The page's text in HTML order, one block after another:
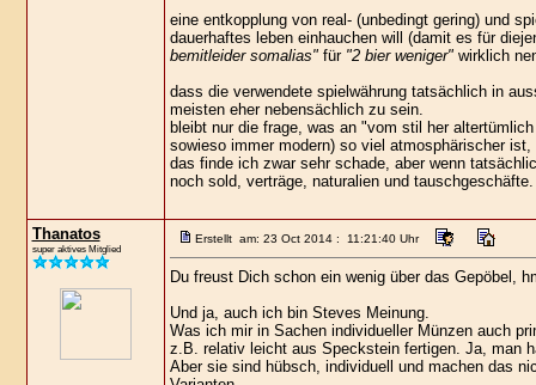
eine entkopplung von real- (unbedingt gering) und
dauerhaftes leben einhauchen will (damit es für
bemitleider somalias"für "2 bier weniger"wirklich
dass die verwendete spielwährung tatsächlich in
meisten eher nebensächlich zu sein.
bleibt nur die frage, was an "vom stil her
sowieso immer modern) so viel atmosphärischer
das finde ich zwar sehr schade, aber wenn
noch sold, verträge, naturalien und tauschgeschäfte.
Thanatos
super aktives Mitglied
Erstellt am: 23 Oct 2014 : 11:21:40 Uhr
Du freust Dich schon ein wenig über das Gepöbel,
Und ja, auch ich bin Steves Meinung.
Was ich mir in Sachen individueller Münzen auch
z.B. relativ leicht aus Speckstein fertigen. Ja, man
Aber sie sind hübsch, individuell und machen das